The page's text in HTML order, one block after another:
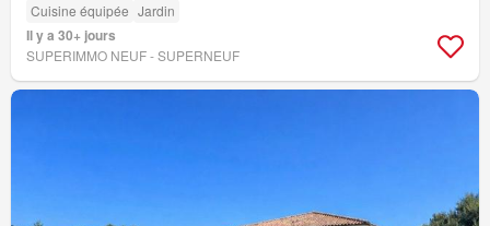
Cuisine équipée Jardin
Il y a 30+ jours
SUPERIMMO NEUF - SUPERNEUF